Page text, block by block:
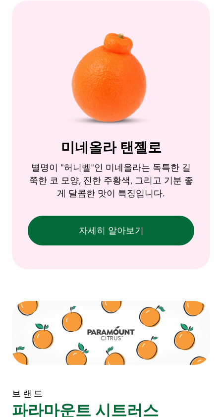
미네올라 탠젤로
별명이 "허니벨"인 미네올라는 독특한 길
쭉한 코 모양, 진한 주황색, 그리고 기분 좋
게 달콤한 맛이 특징입니다.
자세히 알아보기
브랜드
파라마운트 시트러스